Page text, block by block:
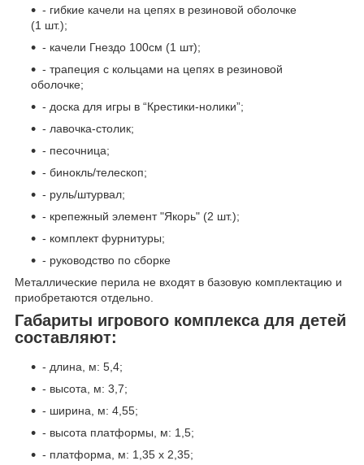
- гибкие качели на цепях в резиновой оболочке
(1 шт.);
- качели Гнездо 100см (1 шт);
- трапеция с кольцами на цепях в резиновой
оболочке;
- доска для игры в “Крестики-нолики”;
- лавочка-столик;
- песочница;
- бинокль/телескоп;
- руль/штурвал;
- крепежный элемент "Якорь" (2 шт.);
- комплект фурнитуры;
- руководство по сборке
Металлические перила не входят в базовую комплектацию и
приобретаются отдельно.
Габариты игрового комплекса для детей
составляют:
- длина, м: 5,4;
- высота, м: 3,7;
- ширина, м: 4,55;
- высота платформы, м: 1,5;
- платформа, м: 1,35 х 2,35;